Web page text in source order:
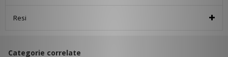
Resi
Categorie correlate